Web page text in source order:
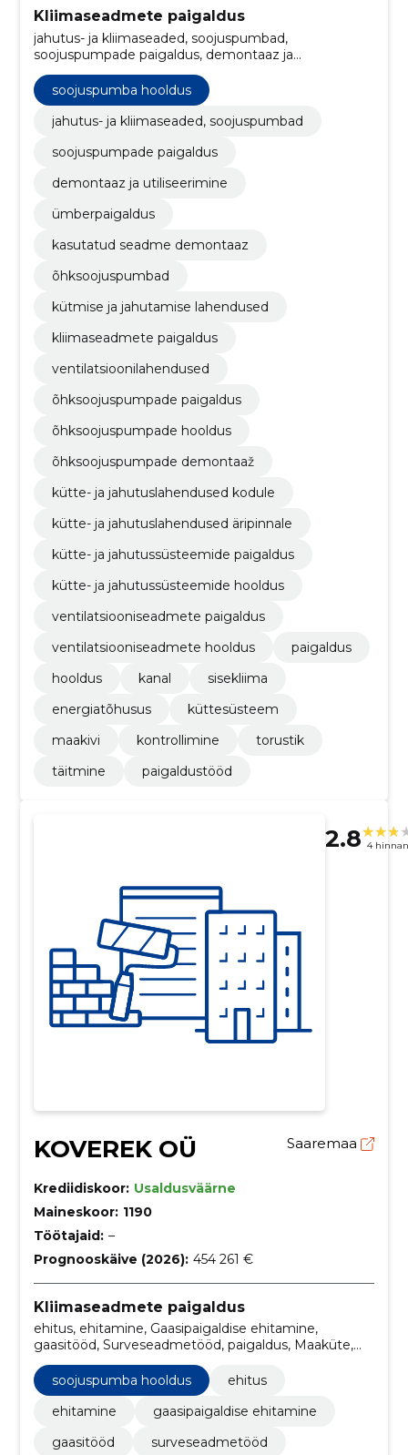
Kliimaseadmete paigaldus
jahutus- ja kliimaseaded, soojuspumbad,
soojuspumpade paigaldus, demontaaz ja
demontaaz, õhksoojuspumbad, kütmise ja
jahutamise lahendused, soojuspumba hooldus,
kliimaseadmete paigaldus, ventilatsioonilahendused
soojuspumba hooldus
jahutus- ja kliimaseaded, soojuspumbad
soojuspumpade paigaldus
demontaaz ja utiliseerimine
ümberpaigaldus
kasutatud seadme demontaaz
õhksoojuspumbad
kütmise ja jahutamise lahendused
kliimaseadmete paigaldus
ventilatsioonilahendused
õhksoojuspumpade paigaldus
õhksoojuspumpade hooldus
õhksoojuspumpade demontaaž
kütte- ja jahutuslahendused kodule
kütte- ja jahutuslahendused äripinnale
kütte- ja jahutussüsteemide paigaldus
kütte- ja jahutussüsteemide hooldus
ventilatsiooniseadmete paigaldus
ventilatsiooniseadmete hooldus
paigaldus
hooldus
kanal
sisekliima
energiatõhusus
küttesüsteem
maakivi
kontrollimine
torustik
täitmine
paigaldustööd
2.8 4
KOVEREK OÜ Saaremaa
Krediidiskoor: Usaldusväärne
Maineskoor: 1190
Töötajaid: –
Prognooskäive (2026): 454 261 €
Kliimaseadmete paigaldus
ehitus, ehitamine, Gaasipaigaldise ehitamine,
gaasitööd, Surveseadmetööd, paigaldus, Maaküte,
renoveerimine, küttesüsteem, küttesüsteemide
ehitussoojuspumba hooldus
ehitus
ehitamine
gaasipaigaldise ehitamine
gaasitööd
surveseadmetööd